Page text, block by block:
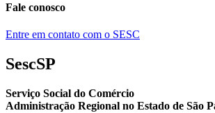
Fale conosco
Entre em contato com o SESC
SescSP
Serviço Social do Comércio
Administração Regional no Estado de São